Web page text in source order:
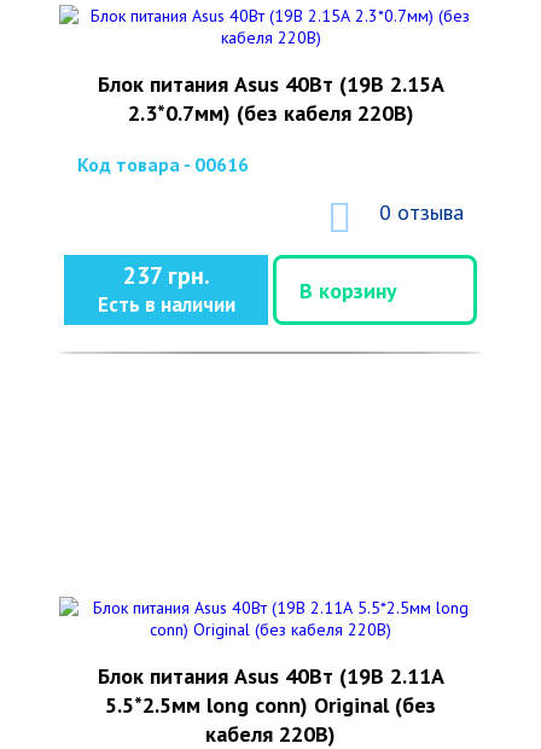
Блок питания Asus 40Вт (19В 2.15А
2.3*0.7мм) (без кабеля 220В)
Код товара - 00616
0 отзыва
237 грн.
Есть в наличии
В корзину
Блок питания Asus 40Вт (19В 2.11А
5.5*2.5мм long conn) Original (без
кабеля 220В)